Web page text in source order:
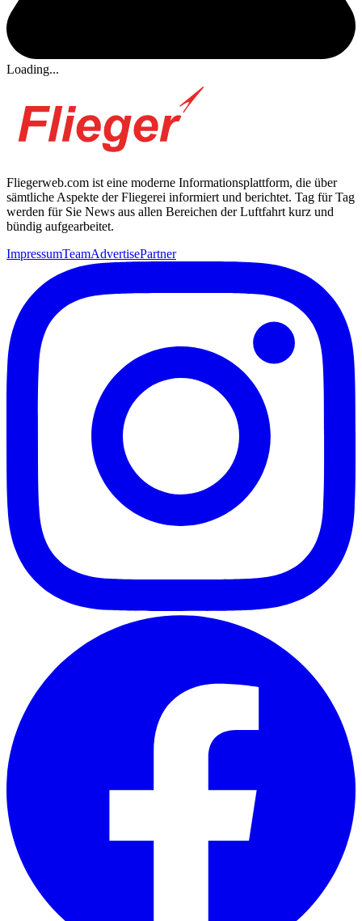
Loading...
Fliegerweb.com ist eine moderne Informationsplattform, die über
sämtliche Aspekte der Fliegerei informiert und berichtet. Tag für Tag
werden für Sie News aus allen Bereichen der Luftfahrt kurz und
bündig aufgearbeitet.
ImpressumTeamAdvertisePartner